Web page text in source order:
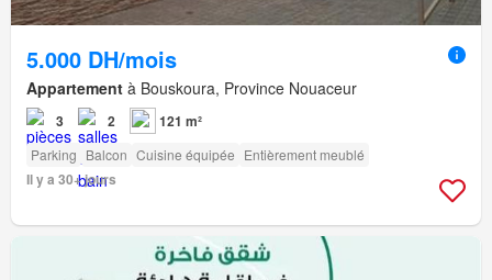
5.000 DH/mois
Appartement à Bouskoura, Province Nouaceur
3 2 121 m²
Parking Balcon Cuisine équipée Entièrement meublé
Il y a 30+ jours